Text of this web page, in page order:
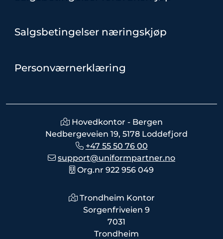
Salgsbetingelser næringskjøp
Personværnerklæring
Hovedkontor - Bergen
Nedbergeveien 19, 5178 Loddefjord
+47 55 50 76 00
support@uniformpartner.no
Org.nr 922 956 049
Trondheim Kontor
Sorgenfriveien 9
7031
Trondheim